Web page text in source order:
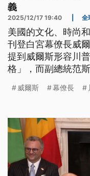
義
2025/12/17 19:40 全
美國的文化、時尚
刊登白宮幕僚長威
提到威爾斯形容川
格」，而副總統范
示是被斷章取義。
威爾斯 幕僚長